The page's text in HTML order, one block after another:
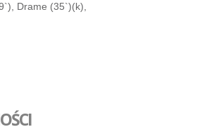
Drame (35`)(k),